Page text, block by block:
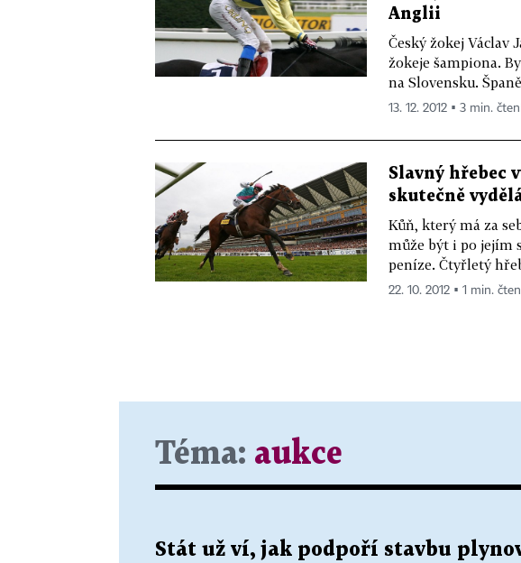
Anglii
Český žokej Václav
žokeje šampiona.
na Slovensku.
13. 12. 2012 ▪ 3 min.
Slavný hřebec
skutečně
Kůň, který má za
může být i po jejím
peníze. Čtyřletý
22. 10. 2012 ▪ 1 min.
Téma: aukce
Stát už ví, jak podpoří stavbu